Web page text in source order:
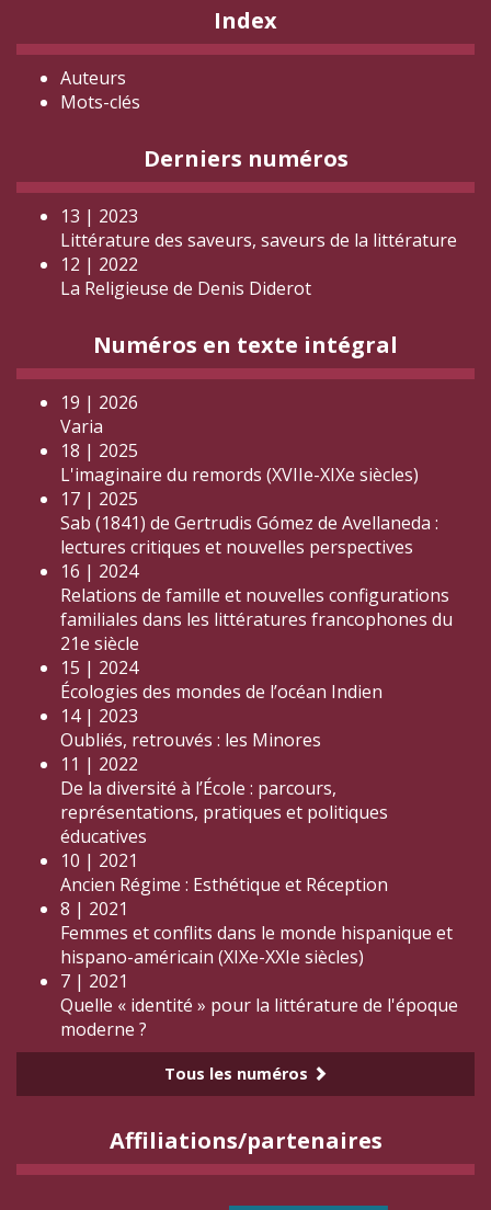
Index
Auteurs
Mots-clés
Derniers numéros
13 | 2023
Littérature des saveurs, saveurs de la littérature
12 | 2022
La Religieuse de Denis Diderot
Numéros en texte intégral
19 | 2026
Varia
18 | 2025
L'imaginaire du remords (XVIIe-XIXe siècles)
17 | 2025
Sab (1841) de Gertrudis Gómez de Avellaneda :
lectures critiques et nouvelles perspectives
16 | 2024
Relations de famille et nouvelles configurations
familiales dans les littératures francophones du
21e siècle
15 | 2024
Écologies des mondes de l’océan Indien
14 | 2023
Oubliés, retrouvés : les Minores
11 | 2022
De la diversité à l’École : parcours,
représentations, pratiques et politiques
éducatives
10 | 2021
Ancien Régime : Esthétique et Réception
8 | 2021
Femmes et conflits dans le monde hispanique et
hispano-américain (XIXe-XXIe siècles)
7 | 2021
Quelle « identité » pour la littérature de l'époque
moderne ?
Tous les numéros
Affiliations/partenaires